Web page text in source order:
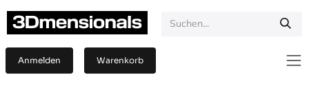
Anmelden Warenkorb